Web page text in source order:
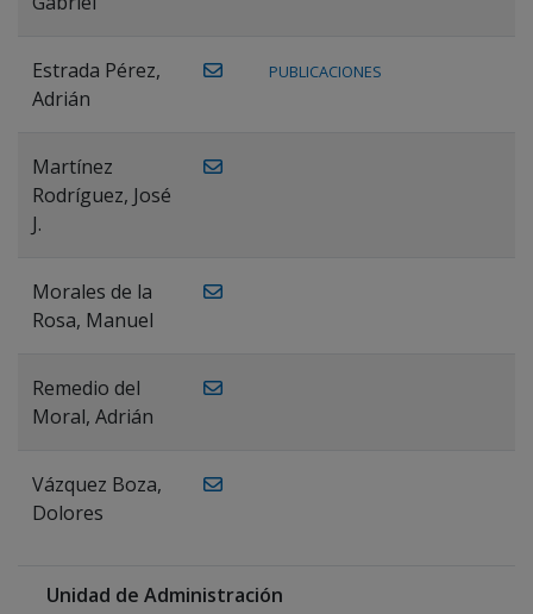
Estrada Pérez,
Adrián
PUBLICACIONES
Martínez
Rodríguez, José
J.
Morales de la
Rosa, Manuel
Remedio del
Moral, Adrián
Vázquez Boza,
Dolores
Unidad de Administración